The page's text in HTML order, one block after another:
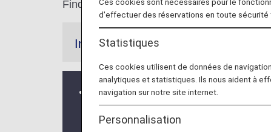
Find information for terms and conditions
Information
Mileage accrual for flights operated
Registration is available for web
with Asiana Airlines (OZ)
d'effectuer des réservations en toute
Statistiques
Ces cookies utilisent de données de
analytiques et statistiques. Ils nous aident à
navigation sur notre site internet.
Personnalisation